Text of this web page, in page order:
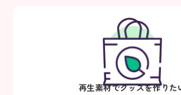
再生素材でグッズを作りた